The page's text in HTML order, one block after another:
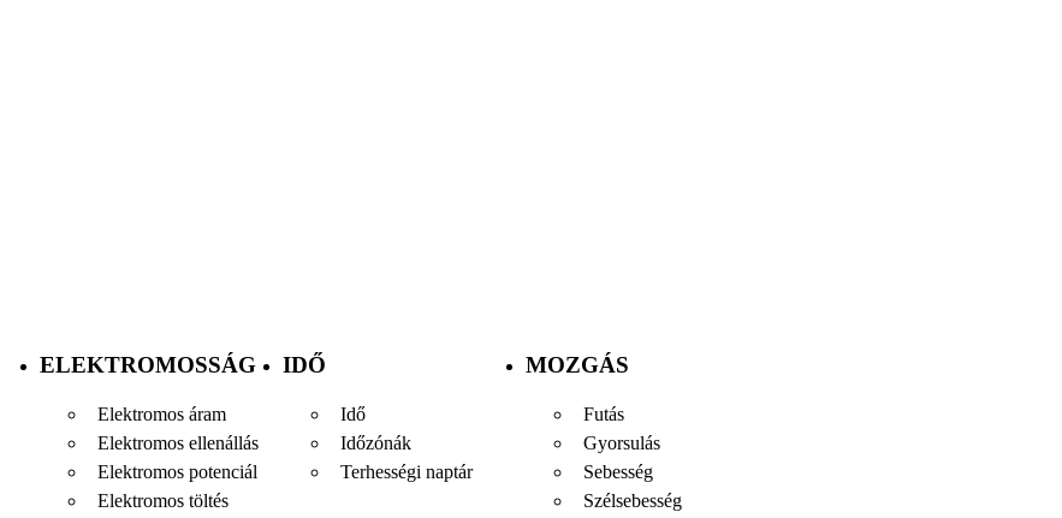
ELEKTROMOSSÁG
Elektromos áram
Elektromos ellenállás
Elektromos potenciál
Elektromos töltés
IDŐ
Idő
Időzónák
Terhességi naptár
MOZGÁS
Futás
Gyorsulás
Sebesség
Szélsebesség